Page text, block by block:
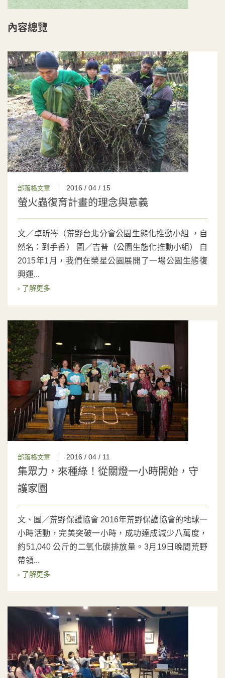
內容總覽
部落格文章 2016 / 04 / 15
螢火蟲復育計畫的理念與意義
文／卓昕岑（荒野台北分會公園生態化推動小組 ，自
然名：到手香） 圖／吉普（公園生態化推動小組） 自
2015年1月，我們在榮星公園展開了一場公園生態復
興運...
› 了解更多
部落格文章 2016 / 04 / 11
集眾力，來種綠！從關燈一小時開始，守
護家園
文、圖／荒野保護協會 2016年荒野保護協會的地球一
小時活動，完美突破一小時，成功達成減少八萬度，
約51,040 公斤的二氧化碳排放量。3月19日晚間荒野
帶領...
› 了解更多